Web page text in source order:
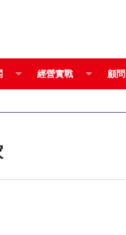
經營實戰 顧